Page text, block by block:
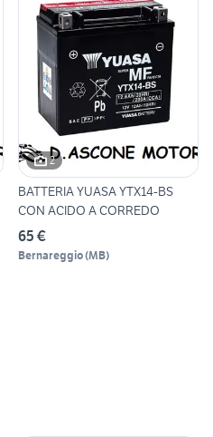
2
BATTERIA YUASA YTX14-BS
CON ACIDO A CORREDO
65 €
Bernareggio(MB)